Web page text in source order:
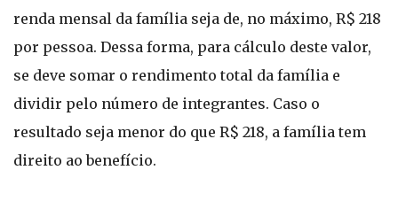
renda mensal da família seja de, no máximo, R$ 218
por pessoa. Dessa forma, para cálculo deste valor,
se deve somar o rendimento total da família e
dividir pelo número de integrantes. Caso o
resultado seja menor do que R$ 218, a família tem
direito ao benefício.